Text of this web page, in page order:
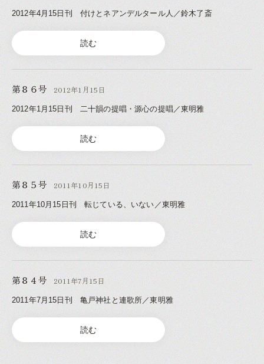
2012年4月15日刊 付けとネアンデルタール人／鈴木了斎
読む
第８６号 2012年1月15日
2012年1月15日刊 二十韻の提唱・源心の提唱／東明雅
読む
第８５号 2011年10月15日
2011年10月15日刊 転じている、いない／東明雅
読む
第８４号 2011年7月15日
2011年7月15日刊 亀戸神社と連歌所／東明雅
読む